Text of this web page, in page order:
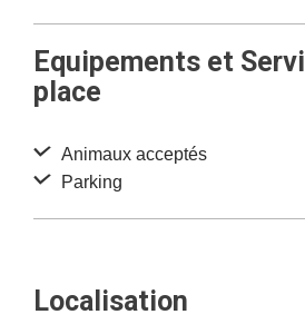
Equipements et
place
Animaux acceptés
Parking
Localisation